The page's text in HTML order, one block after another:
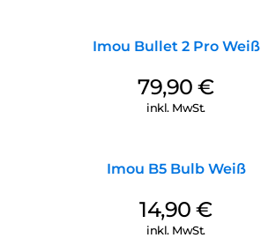
Imou Bullet 2 Pro Weiß
79,90€
inkl. MwSt.
Imou B5 Bulb Weiß
14,90€
inkl. MwSt.